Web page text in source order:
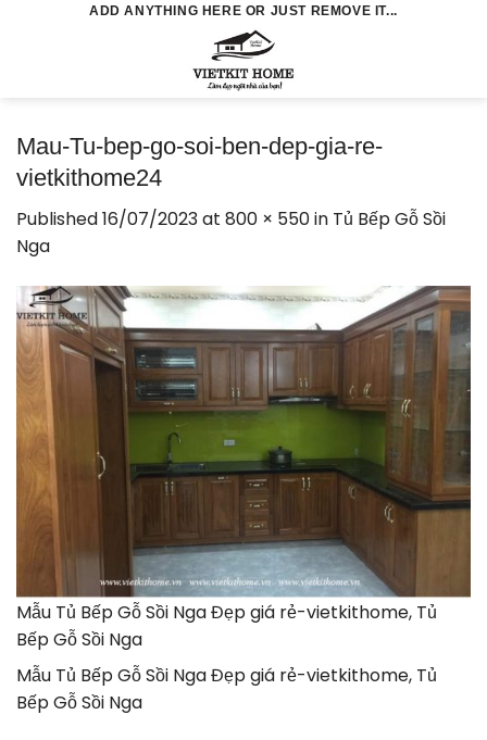
ADD ANYTHING HERE OR JUST REMOVE IT...
Mau-Tu-bep-go-soi-ben-dep-gia-re-
vietkithome24
Published16/07/2023at 800 × 550in Tủ Bếp Gỗ Sồi
Nga
Mẫu Tủ Bếp Gỗ Sồi Nga Đẹp giá rẻ-vietkithome, Tủ
Bếp Gỗ Sồi Nga
Mẫu Tủ Bếp Gỗ Sồi Nga Đẹp giá rẻ-vietkithome, Tủ
Bếp Gỗ Sồi Nga